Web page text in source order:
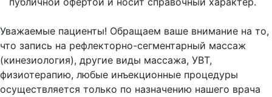
Уважаемые пациенты! Обращаем ваше внимание на то,
что запись на рефлекторно-сегментарный массаж
(кинезиология), другие виды массажа, УВТ,
физиотерапию, любые инъекционные процедуры
осуществляется только по назначению нашего врача